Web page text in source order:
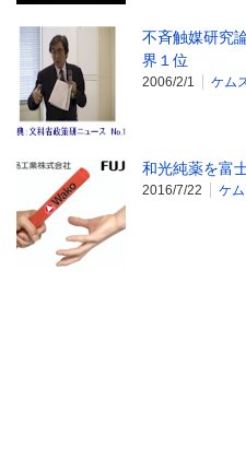
不斉触媒研究
界１位
2006/2/1 ケム
和光純薬を富
2016/7/22 ケ